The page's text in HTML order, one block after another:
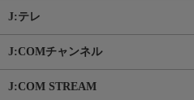
J:テレ
J:COMチャンネル
J:COM STREAM